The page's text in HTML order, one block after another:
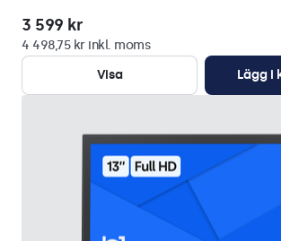
3 599 kr
4 498,75 kr inkl. moms
Visa
Lägg i